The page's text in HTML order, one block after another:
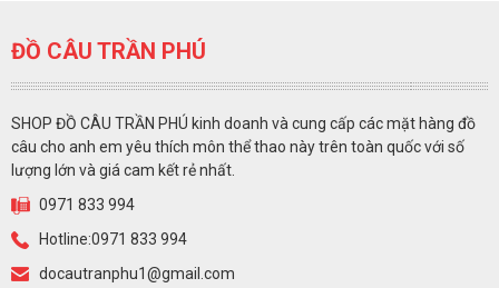
ĐỒ CÂU TRẦN PHÚ
SHOP ĐỒ CÂU TRẦN PHÚ kinh doanh và cung cấp các mặt hàng đồ
câu cho anh em yêu thích môn thể thao này trên toàn quốc với số
lượng lớn và giá cam kết rẻ nhất.
0971 833 994
Hotline:0971 833 994
docautranphu1@gmail.com